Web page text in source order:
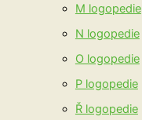
M logopedie
N logopedie
O logopedie
P logopedie
Ř logopedie